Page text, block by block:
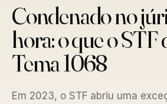
Condenado no
hora: o que o STF
Tema 1068
Em 2023, o STF abriu uma